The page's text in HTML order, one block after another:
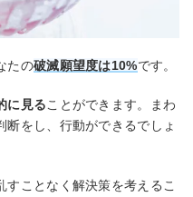
たの破滅願望度は10%です。
に見ることができます。まわ
断をし、行動ができるでしょ
すことなく解決策を考えるこ